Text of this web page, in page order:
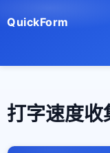
QuickForm
打字速度收